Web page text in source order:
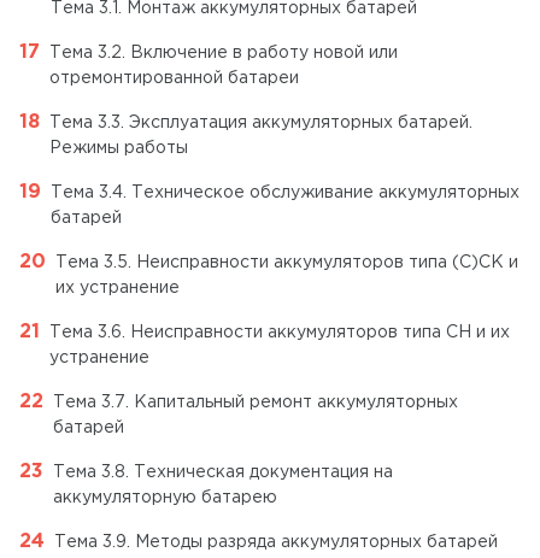
Тема 3.1. Монтаж аккумуляторных батарей
Тема 3.2. Включение в работу новой или
отремонтированной батареи
Тема 3.3. Эксплуатация аккумуляторных батарей.
Режимы работы
Тема 3.4. Техническое обслуживание аккумуляторных
батарей
Тема 3.5. Неисправности аккумуляторов типа (С)СК и
их устранение
Тема 3.6. Неисправности аккумуляторов типа СН и их
устранение
Тема 3.7. Капитальный ремонт аккумуляторных
батарей
Тема 3.8. Техническая документация на
аккумуляторную батарею
Тема 3.9. Методы разряда аккумуляторных батарей